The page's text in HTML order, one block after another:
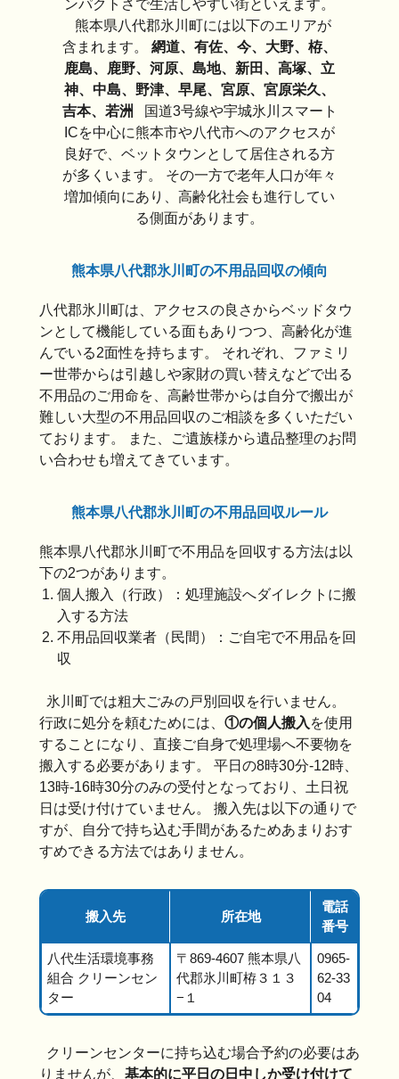
ンパクトさで生活しやすい街といえます。
熊本県八代郡氷川町には以下のエリアが
含まれます。 網道、有佐、今、大野、栫、
鹿島、鹿野、河原、島地、新田、高塚、立
神、中島、野津、早尾、宮原、宮原栄久、
吉本、若洲 国道3号線や宇城氷川スマート
ICを中心に熊本市や八代市へのアクセスが
良好で、ベットタウンとして居住される方
が多くいます。 その一方で老年人口が年々
増加傾向にあり、高齢化社会も進行してい
る側面があります。
熊本県八代郡氷川町の不用品回収の傾向
八代郡氷川町は、アクセスの良さからベッドタウ
ンとして機能している面もありつつ、高齢化が進
んでいる2面性を持ちます。 それぞれ、ファミリ
ー世帯からは引越しや家財の買い替えなどで出る
不用品のご用命を、高齢世帯からは自分で搬出が
難しい大型の不用品回収のご相談を多くいただい
ております。 また、ご遺族様から遺品整理のお問
い合わせも増えてきています。
熊本県八代郡氷川町の不用品回収ルール
熊本県八代郡氷川町で不用品を回収する方法は以
下の2つがあります。
個人搬入（行政）：処理施設へダイレクトに搬
入する方法
不用品回収業者（民間）：ご自宅で不用品を回
収
氷川町では粗大ごみの戸別回収を行いません。
行政に処分を頼むためには、 ①の個人搬入を使用
することになり、直接ご自身で処理場へ不要物を
搬入する必要があります。 平日の8時30分-12時、
13時-16時30分のみの受付となっており、土日祝
日は受け付けていません。 搬入先は以下の通りで
すが、自分で持ち込む手間があるためあまりおす
すめできる方法ではありません。
搬入先 所在地
電話
番号
八代生活環境事務
組合 クリーンセン
ター
〒869-4607 熊本県八
代郡氷川町栫３１３
−１
0965-
62-33
04
クリーンセンターに持ち込む場合予約の必要はあ
りませんが、 基本的に平日の日中しか受け付けて